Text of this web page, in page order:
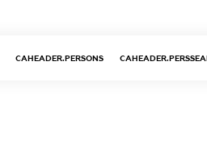
CAHEADER.PERSONS